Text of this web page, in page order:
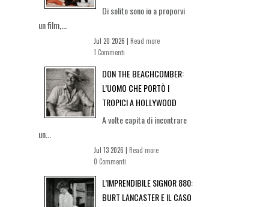
Di solito sono io a proporvi
un film,...
Jul 20 2026 | Read more
1 Commenti
DON THE BEACHCOMBER:
L’UOMO CHE PORTÒ I
TROPICI A HOLLYWOOD
A volte capita di incontrare
un...
Jul 13 2026 | Read more
0 Commenti
L’IMPRENDIBILE SIGNOR 880:
BURT LANCASTER E IL CASO